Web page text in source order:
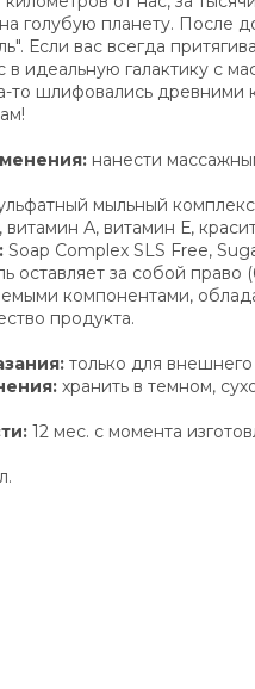
голубую планету. После
Если вас всегда
в идеальную галактику с
то шлифовались древними
нанести
мыльный
витамин А, витамин Е,
Soap Complex SLS Free,
оставляет за собой
компонентами,
продукта.
только для
хранить в темном,
12 мес. с момента